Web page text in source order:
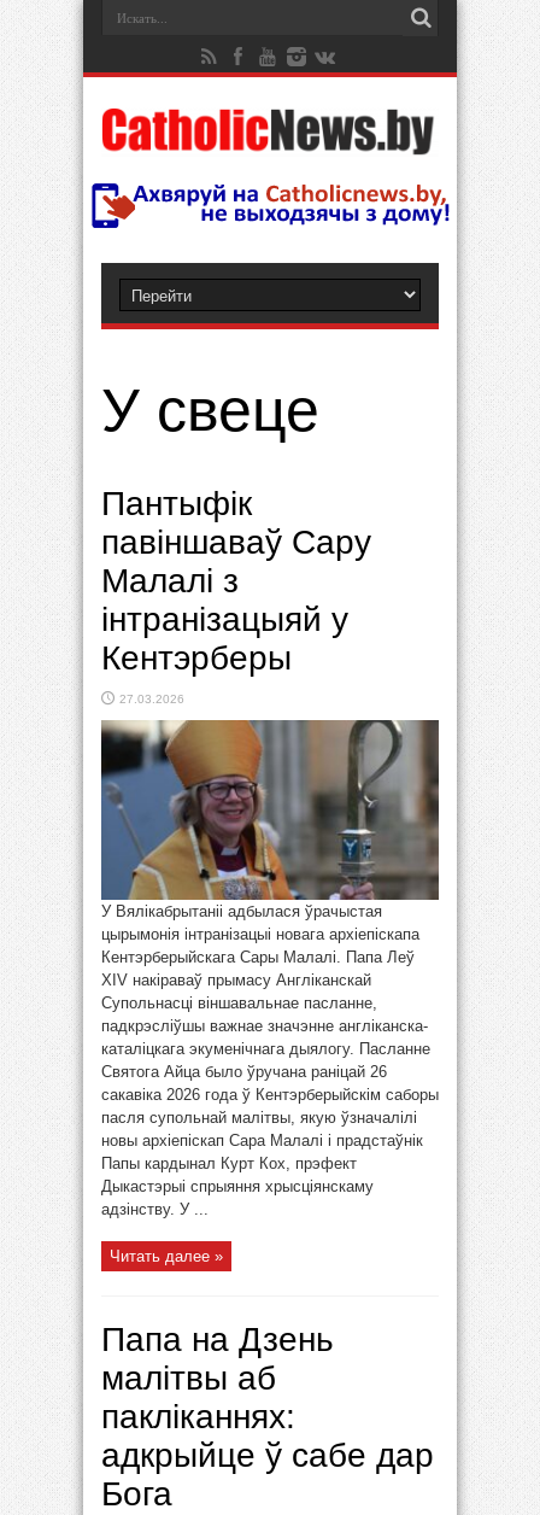
У свеце
Пантыфік
павіншаваў Сару
Малалі з
інтранізацыяй у
Кентэрберы
27.03.2026
У Вялікабрытаніі адбылася ўрачыстая
цырымонія інтранізацыі новага архіепіскапа
Кентэрберыйскага Сары Малалі. Папа Леў
XIV накіраваў прымасу Англіканскай
Супольнасці віншавальнае пасланне,
падкрэсліўшы важнае значэнне англіканска-
каталіцкага экуменічнага дыялогу. Пасланне
Святога Айца было ўручана раніцай 26
сакавіка 2026 года ў Кентэрберыйскім саборы
пасля супольнай малітвы, якую ўзначалілі
новы архіепіскап Сара Малалі і прадстаўнік
Папы кардынал Курт Кох, прэфект
Дыкастэрыі спрыяння хрысціянскаму
адзінству. У ...
Читать далее »
Папа на Дзень
малітвы аб
пакліканнях:
адкрыйце ў сабе дар
Бога